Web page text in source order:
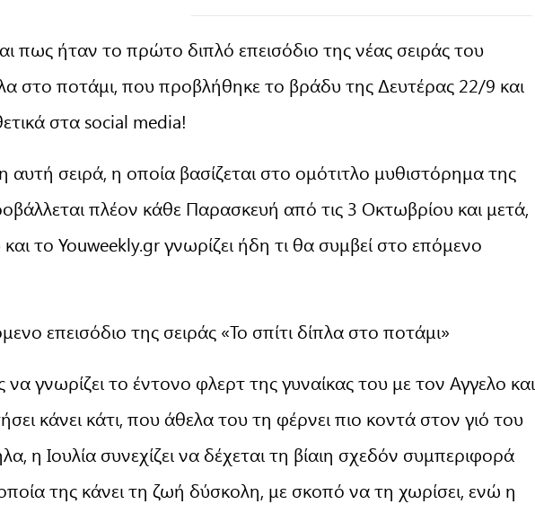
πως ήταν το πρώτο διπλό επεισόδιο της νέας σειράς του
στο ποτάμι, που προβλήθηκε το βράδυ της Δευτέρας 22/9 και
στα social media!
σειρά, η οποία βασίζεται στο ομότιτλο μυθιστόρημα της
πλέον κάθε Παρασκευή από τις 3 Οκτωβρίου και μετά,
το Youweekly.gr γνωρίζει ήδη τι θα συμβεί στο επόμενο
επεισόδιο της σειράς «Το σπίτι δίπλα στο ποτάμι»
γνωρίζει το έντονο φλερτ της γυναίκας του με τον Αγγελο και
κάνει κάτι, που άθελα του τη φέρνει πιο κοντά στον γιό του
η Ιουλία συνεχίζει να δέχεται τη βίαιη σχεδόν συμπεριφορά
της κάνει τη ζωή δύσκολη, με σκοπό να τη χωρίσει, ενώ η